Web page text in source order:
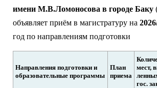
имени М.В.Ломоносова в городе Баку
объявляет приём в магистратуру на
год по направлениям подготовки
Направления подготовки и
образовательные программы
План
приема
мест,
гос.